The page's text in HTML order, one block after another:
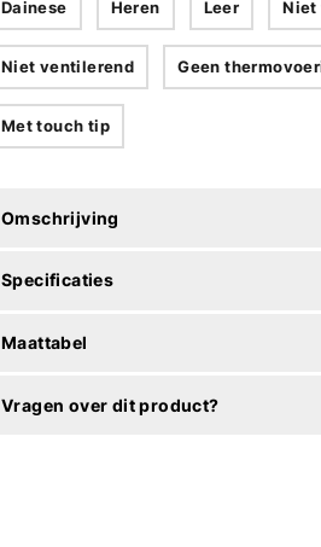
Dainese Heren Leer Niet
Niet ventilerend Geen
Met touch tip
Omschrijving
Specificaties
Maattabel
Vragen over dit product?